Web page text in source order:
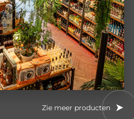
Zie meer producten